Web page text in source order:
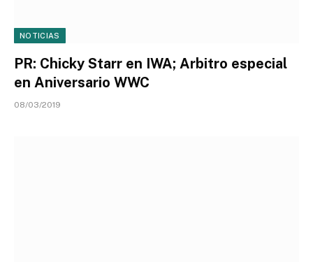
NOTICIAS
PR: Chicky Starr en IWA; Arbitro especial
en Aniversario WWC
08/03/2019